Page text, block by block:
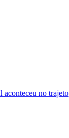
aconteceu no trajeto